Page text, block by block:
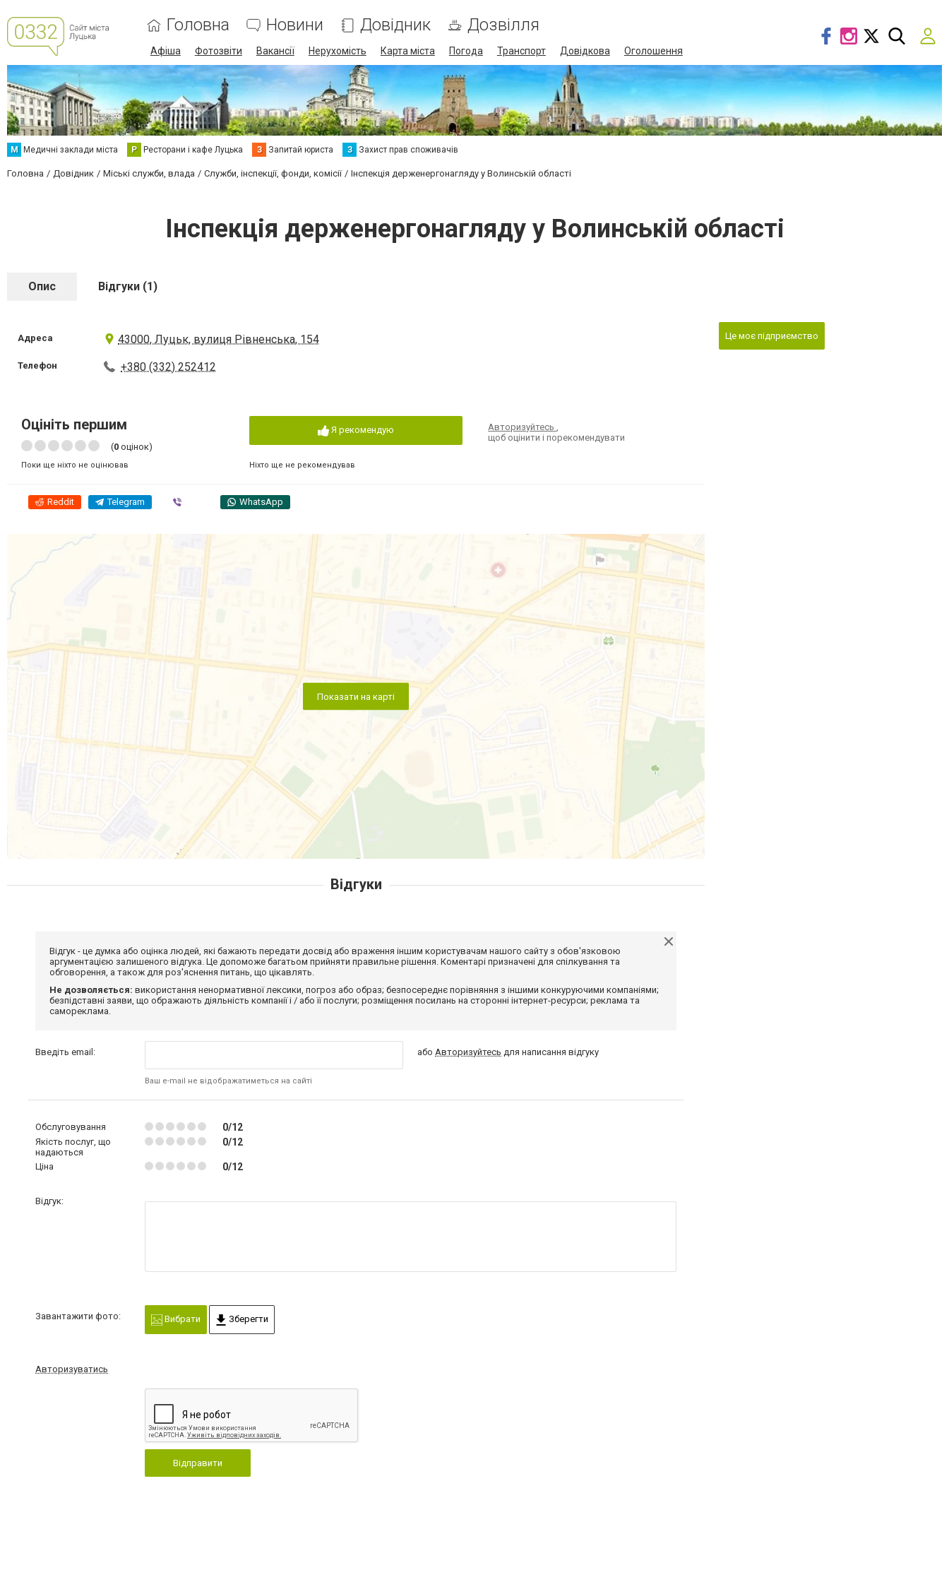
Головна Новини Довідник Дозвілля
Афіша Фотозвіти Вакансії Нерухомість Карта міста Погода Транспорт Довідкова Оголошення
М Медичні заклади міста Р Ресторани і кафе Луцька З Запитай юриста З Захист прав споживачів
Головна Довідник Міські служби, влада Служби, інспекції, фонди, комісії Інспекція держенергонагляду у Волинській області
Інспекція держенергонагляду у Волинській області
Опис Відгуки (1)
Адреса 43000, Луцьк, вулиця Рівненська, 154
Телефон +380 (332) 252412
Оцініть першим
(0 оцінок)
Поки ще ніхто не оцінював
Я рекомендую
Ніхто ще не рекомендував
Авторизуйтесь,
щоб оцінити і порекомендувати
Reddit Telegram WhatsApp
Показати на карті
Це моє підприємство
Відгуки
Відгук - це думка або оцінка людей, які бажають передати досвід або враження іншим користувачам нашого сайту з обов'язковою
аргументацією залишеного відгука. Це допоможе багатьом прийняти правильне рішення. Коментарі призначені для спілкування та
обговорення, а також для роз'яснення питань, що цікавлять.
Не дозволяється: використання ненормативної лексики, погроз або образ; безпосереднє порівняння з іншими конкуруючими компаніями;
безпідставні заяви, що ображають діяльність компанії і / або її послуги; розміщення посилань на сторонні інтернет-ресурси; реклама та
самореклама.
Введіть email:
Ваш e-mail не відображатиметься на сайті
абоАвторизуйтесь для написання відгуку
Обслуговування 0/12
Якість послуг, що
надаються
0/12
Ціна 0/12
Відгук:
Завантажити фото: Вибрати Зберегти
Авторизуватись
Відправити